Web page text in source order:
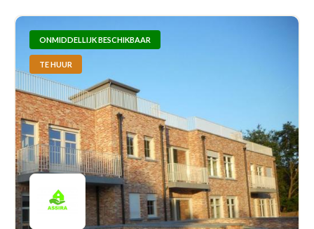
ONMIDDELLIJK BESCHIKBAAR
TE HUUR